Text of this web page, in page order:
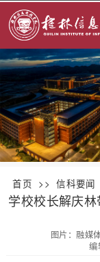
首页 >> 信科要闻
学校校长解庆
图片：融媒
编